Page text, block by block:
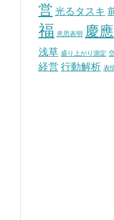
営 光るタスキ
福 意思表明 慶
浅草 盛り上がり測定
経営 行動解析 表